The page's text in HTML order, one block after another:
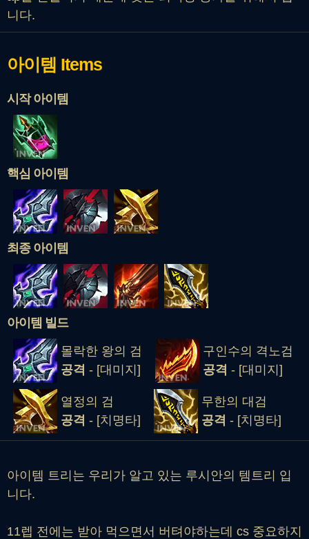
니다.
아이템 Items
시작 아이템
핵심 아이템
최종 아이템
아이템 빌드
몰락한 왕의 검
공격 - [대미지]
구인수의 격노검
공격 - [대미지]
열정의 검
공격 - [치명타]
무한의 대검
공격 - [치명타]
아이템 트리는 우리가 알고 있는 루시안의 템트리 입
니다.
11렙 전에는 받아 먹으면서 버텨야하는데 cs 중요하지